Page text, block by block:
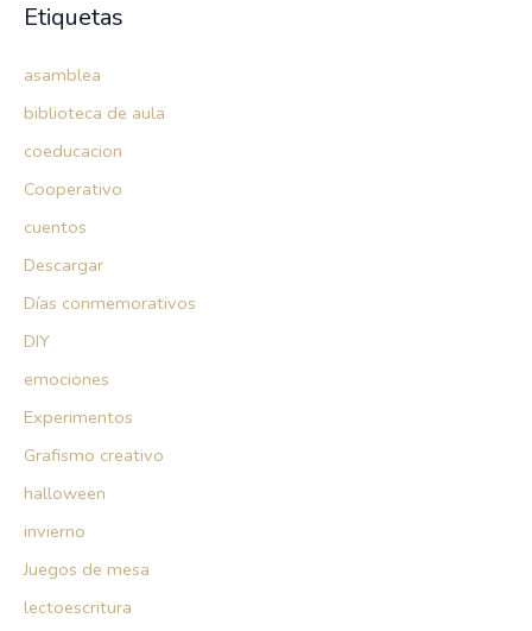
Etiquetas
asamblea
biblioteca de aula
coeducacion
Cooperativo
cuentos
Descargar
Días conmemorativos
DIY
emociones
Experimentos
Grafismo creativo
halloween
invierno
Juegos de mesa
lectoescritura